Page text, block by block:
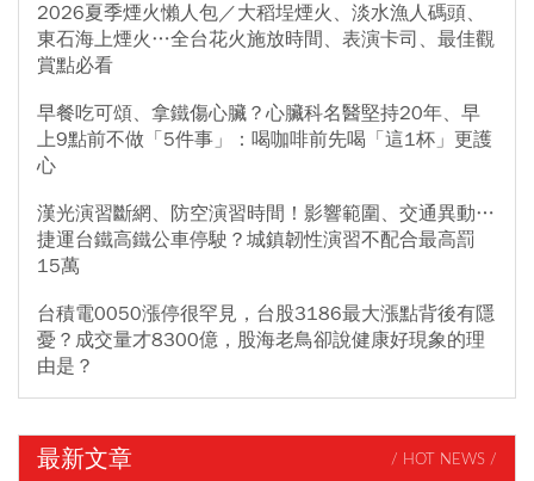
2026夏季煙火懶人包／大稻埕煙火、淡水漁人碼頭、
東石海上煙火…全台花火施放時間、表演卡司、最佳觀
賞點必看
早餐吃可頌、拿鐵傷心臟？心臟科名醫堅持20年、早
上9點前不做「5件事」：喝咖啡前先喝「這1杯」更護
心
漢光演習斷網、防空演習時間！影響範圍、交通異動…
捷運台鐵高鐵公車停駛？城鎮韌性演習不配合最高罰
15萬
台積電0050漲停很罕見，台股3186最大漲點背後有隱
憂？成交量才8300億，股海老鳥卻說健康好現象的理
由是？
最新文章 / HOT NEWS /